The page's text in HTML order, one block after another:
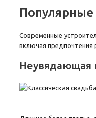
Современные
включая
Неувядающая